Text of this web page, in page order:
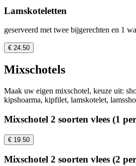
Lamskoteletten
geserveerd met twee bijgerechten en 1
€ 24.50
Mixschotels
Maak uw eigen mixschotel, keuze uit:
kipshoarma, kipfilet, lamskotelet,
Mixschotel 2 soorten vlees (1
€ 19.50
Mixschotel 2 soorten vlees (2